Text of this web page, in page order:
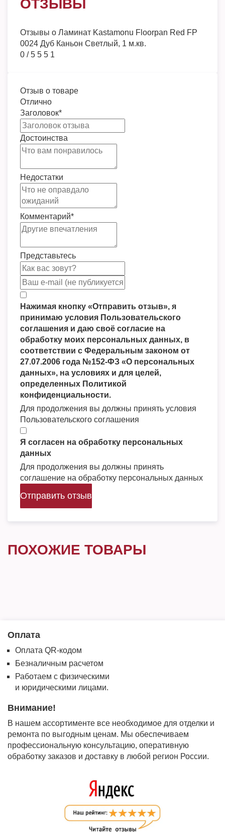
ОТЗЫВЫ
Отзывы о Ламинат Kastamonu Floorpan Red FP
0024 Дуб Каньон Светлый, 1 м.кв.
0 /5 5 5 1
Отзыв о товаре
Отлично
Заголовок*
Достоинства
Недостатки
Комментарий*
Представьтесь
Нажимая кнопку «Отправить отзыв», я
принимаю условия Пользовательского
соглашения и даю своё согласие на
обработку моих персональных данных, в
соответствии с Федеральным законом от
27.07.2006 года №152-ФЗ «О персональных
данных», на условиях и для целей,
определенных Политикой
конфиденциальности.
Для продолжения вы должны принять условия
Пользовательского соглашения
Я согласен на обработку персональных
данных
Для продолжения вы должны принять
соглашение на обработку персональных данных
Отправить отзыв
ПОХОЖИЕ ТОВАРЫ
Оплата
Оплата QR-кодом
Безналичным расчетом
Работаем с физическими
и юридическими лицами.
Внимание!
В нашем ассортименте все необходимое для отделки и
ремонта по выгодным ценам. Мы обеспечиваем
профессиональную консультацию, оперативную
обработку заказов и доставку в любой регион России.